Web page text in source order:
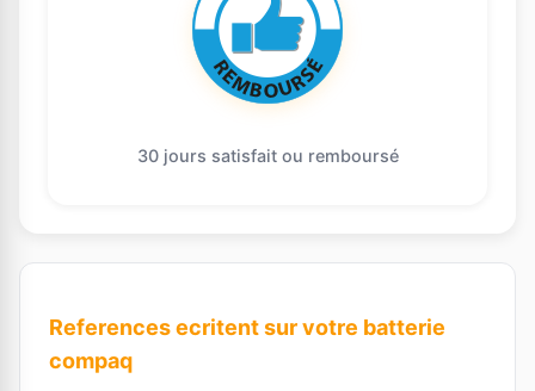
30 jours satisfait ou remboursé
References ecritent sur votre batterie
compaq